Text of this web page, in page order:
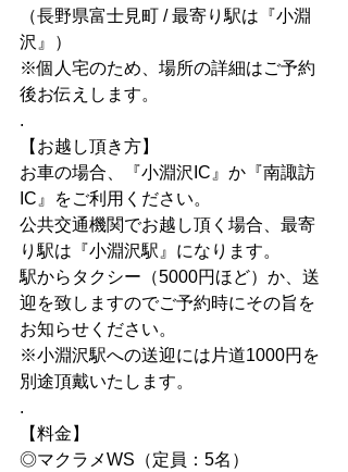
（長野県富士見町 / 最寄り駅は『小淵
沢』）
※個人宅のため、場所の詳細はご予約
後お伝えします。
.
【お越し頂き方】
お車の場合、『小淵沢IC』か『南諏訪
IC』をご利用ください。
公共交通機関でお越し頂く場合、最寄
り駅は『小淵沢駅』になります。
駅からタクシー（5000円ほど）か、送
迎を致しますのでご予約時にその旨を
お知らせください。
※小淵沢駅への送迎には片道1000円を
別途頂戴いたします。
.
【料金】
◎マクラメWS（定員：5名）